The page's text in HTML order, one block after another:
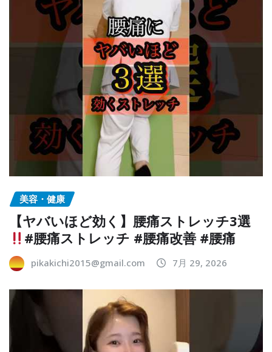
美容・健康
【ヤバいほど効く】腰痛ストレッチ3選
#腰痛ストレッチ #腰痛改善 #腰痛
pikakichi2015@gmail.com 7月 29, 2026